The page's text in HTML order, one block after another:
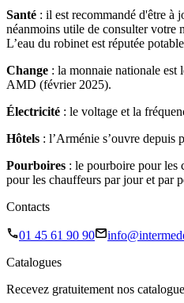
Santé : il est recommandé d'être à
néanmoins utile de consulter votre
L’eau du robinet est réputée
Change : la monnaie nationale est
AMD (février 2025).
Électricité : le voltage et la
Hôtels : l’Arménie s’ouvre depuis
Pourboires : le pourboire pour les
pour les chauffeurs par jour et par
Contacts
01 45 61 90 90
Catalogues
Recevez gratuitement nos